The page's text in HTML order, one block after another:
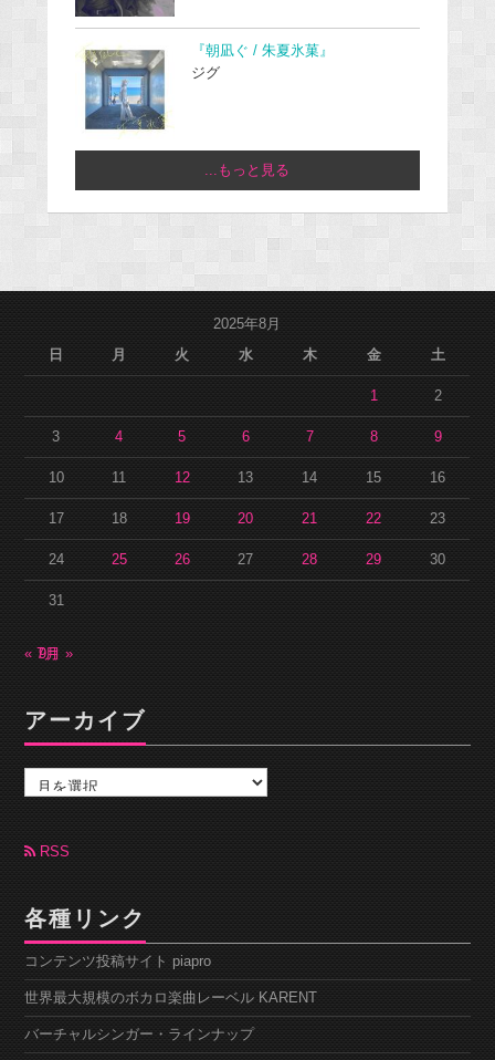
『朝凪ぐ / 朱夏氷菓』
ジグ
...もっと見る
2025年8月
日
月 火 水 木 金 土
1 2
3 4 5 6 7 8 9
10 11 12 13 14 15 16
17 18 19 20 21 22 23
24 25 26 27 28 29 30
31
« 7月9月 »
アーカイブ
カ
ブ RSS
各種リンク
コンテンツ投稿サイト piapro
世界最大規模のボカロ楽曲レーベル KARENT
バーチャルシンガー・ラインナップ